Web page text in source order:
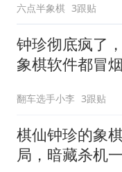
六点半象棋 3跟贴
钟珍彻底疯了
象棋软件都冒
翻车选手小李 3跟贴
棋仙钟珍的象
局，暗藏杀机